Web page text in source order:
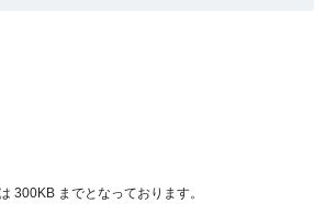
300KB までとなっております。